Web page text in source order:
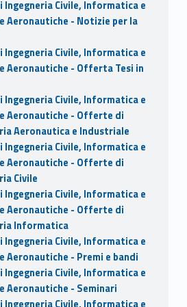
Civile, Informatica e
Aeronautiche - Notizie per la
Civile, Informatica e
Aeronautiche - Offerta Tesi in
Civile, Informatica e
Aeronautiche - Offerte di
Aeronautica e Industriale
Civile, Informatica e
Aeronautiche - Offerte di
Civile
Civile, Informatica e
Aeronautiche - Offerte di
Informatica
Civile, Informatica e
Aeronautiche - Premi e bandi
Civile, Informatica e
Aeronautiche - Seminari